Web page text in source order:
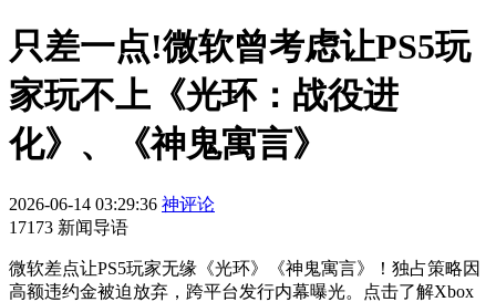
只差一点!微软曾考虑让PS5玩
家玩不上《光环：战役进
化》、《神鬼寓言》
2026-06-14 03:29:36 神评论
17173 新闻导语
微软差点让PS5玩家无缘《光环》《神鬼寓言》！独占策略因
高额违约金被迫放弃，跨平台发行内幕曝光。点击了解Xbox